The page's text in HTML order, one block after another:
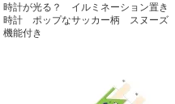
時計が光る？ イルミネーション置き
時計 ポップなサッカー柄 スヌーズ
機能付き